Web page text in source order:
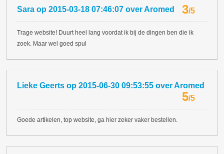
Sara op2015-03-18 07:46:07 overAromed 3/5
Trage website! Duurt heel lang voordat ik bij de dingen ben die ik
zoek. Maar wel goed spul
Lieke Geerts op2015-06-30 09:53:55 overAromed
5/5
Goede artikelen, top website, ga hier zeker vaker bestellen.